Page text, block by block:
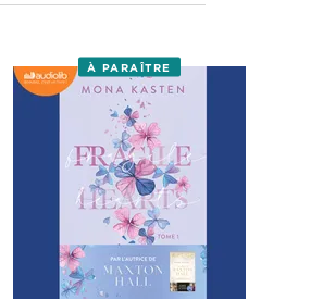
À PARAÎTRE